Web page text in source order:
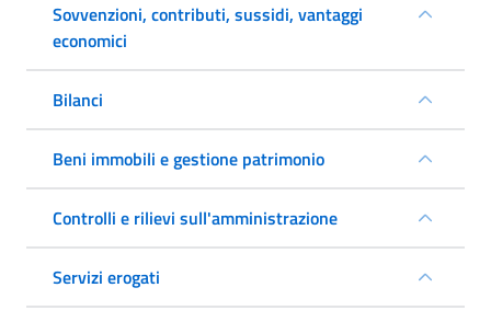
Sovvenzioni, contributi, sussidi, vantaggi
economici
Bilanci
Beni immobili e gestione patrimonio
Controlli e rilievi sull'amministrazione
Servizi erogati